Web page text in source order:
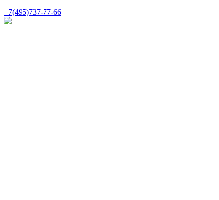
+7(495)737-77-66